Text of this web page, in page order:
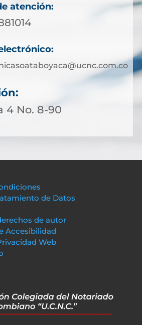
atención:
4 No. 8-90
de Datos
de autor
Accesibilidad
Web